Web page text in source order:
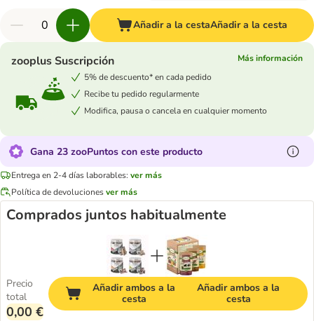
Añadir a la cestaAñadir a la cesta
zooplus Suscripción
Más información
5% de descuento* en cada pedido
Recibe tu pedido regularmente
Modifica, pausa o cancela en cualquier momento
Gana 23 zooPuntos con este producto
Entrega en 2-4 días laborables: ver más
Política de devolucionesver más
Comprados juntos habitualmente
Precio
total
0,00 €
Añadir ambos a la
cesta
Añadir ambos a la
cesta